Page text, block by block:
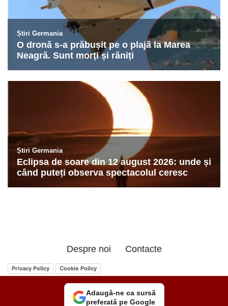
Despre noi Contacte
Privacy Policy Cookie Policy
Adaugă-ne ca sursă
preferată pe Google